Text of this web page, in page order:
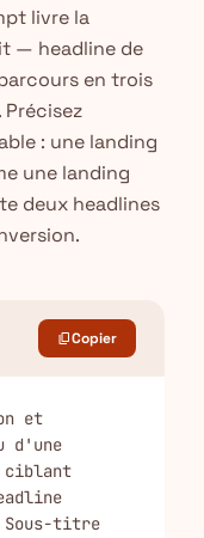
livre la
— headline de
en trois
Précisez
: une landing
une landing
deux headlines
content_copyCopier
et
d'une
ciblant
Sous-titre